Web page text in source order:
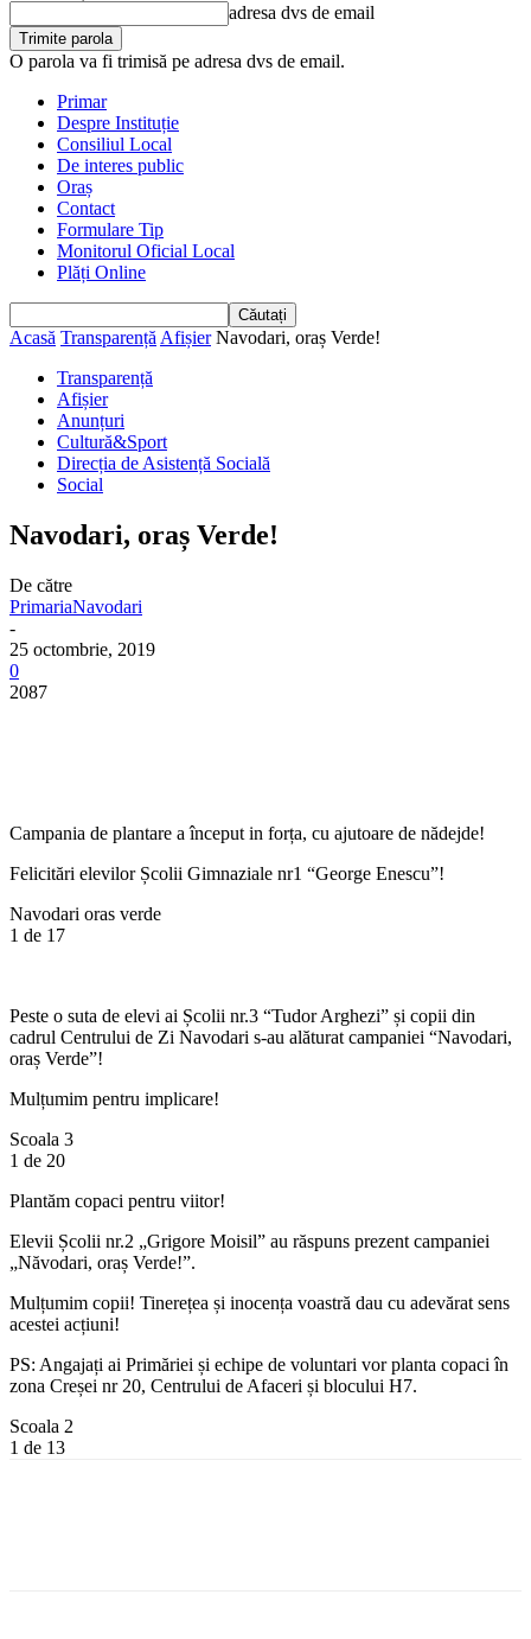
adresa dvs de email
O parola va fi trimisă pe adresa dvs de email.
Primar
Despre Instituție
Consiliul Local
De interes public
Oraș
Contact
Formulare Tip
Monitorul Oficial Local
Plăți Online
Acasă Transparență Afișier Navodari, oraș Verde!
Transparență
Afișier
Anunțuri
Cultură&Sport
Direcția de Asistență Socială
Social
Navodari, oraș Verde!
De către
PrimariaNavodari
-
25 octombrie, 2019
0
2087
Campania de plantare a început in forța, cu ajutoare de nădejde!
Felicitări elevilor Școlii Gimnaziale nr1 “George Enescu”!
Navodari oras verde
1 de 17
Peste o suta de elevi ai Școlii nr.3 “Tudor Arghezi” și copii din
cadrul Centrului de Zi Navodari s-au alăturat campaniei “Navodari,
oraș Verde”!
Mulțumim pentru implicare!
Scoala 3
1 de 20
Plantăm copaci pentru viitor!
Elevii Școlii nr.2 „Grigore Moisil” au răspuns prezent campaniei
„Năvodari, oraș Verde!”.
Mulțumim copii! Tinerețea și inocența voastră dau cu adevărat sens
acestei acțiuni!
PS: Angajați ai Primăriei și echipe de voluntari vor planta copaci în
zona Creșei nr 20, Centrului de Afaceri și blocului H7.
Scoala 2
1 de 13